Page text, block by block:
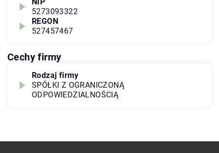
5273093322
REGON
527457467
Cechy firmy
Rodzaj firmy
SPÓŁKI Z OGRANICZONĄ
ODPOWIEDZIALNOŚCIĄ